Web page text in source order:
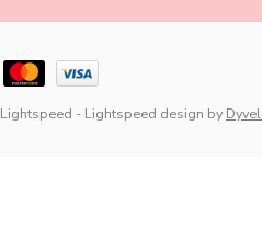
Lightspeed - Lightspeed design by